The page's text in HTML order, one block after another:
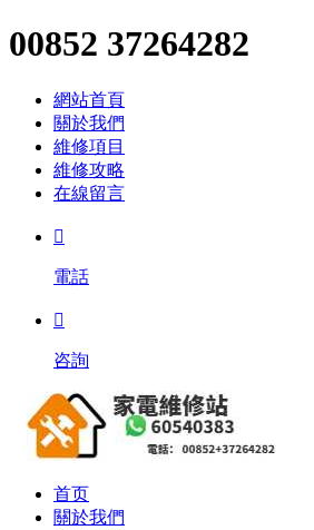
00852 37264282
網站首頁
關於我們
維修項目
維修攻略
在線留言

電話

咨詢
首页
關於我們